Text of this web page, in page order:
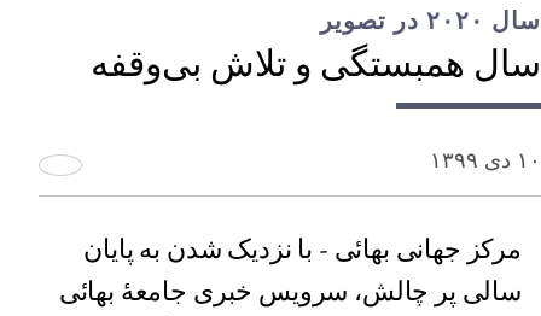
سال ۲۰۲۰ در تصویر
سال همبستگی و تلاش بی‌وقفه
۱۰ دی ۱۳۹۹
مرکز جهانی بهائی - با نزدیک شدن به پایان
سالی پر چالش، سرویس خبری جامعۀ بهائی